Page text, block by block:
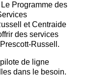
Programme des
et Centraide
des services
Russell.
de ligne
dans le besoin.